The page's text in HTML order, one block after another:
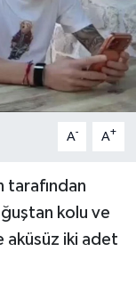
A- A+
tarafından
kolu ve
aküsüz iki adet